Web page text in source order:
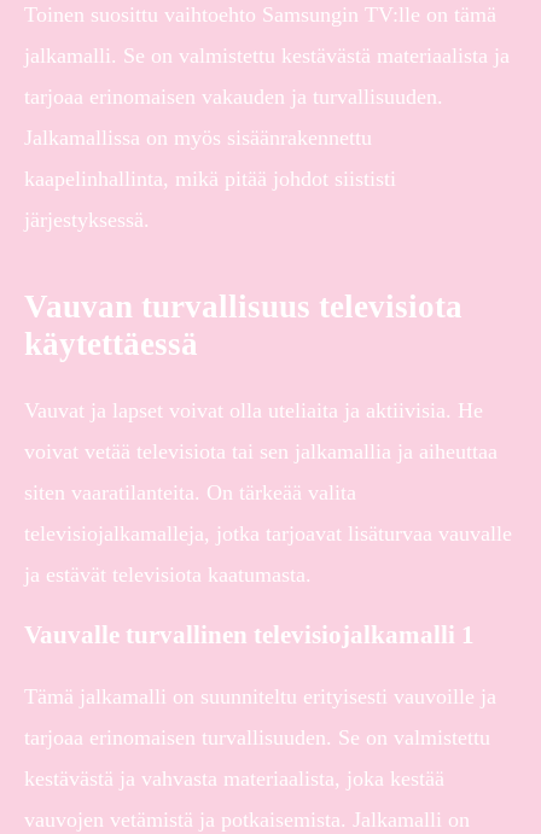
Toinen suosittu vaihtoehto Samsungin TV:lle on tämä
jalkamalli. Se on valmistettu kestävästä materiaalista ja
tarjoaa erinomaisen vakauden ja turvallisuuden.
Jalkamallissa on myös sisäänrakennettu
kaapelinhallinta, mikä pitää johdot siististi
järjestyksessä.
Vauvan turvallisuus televisiota
käytettäessä
Vauvat ja lapset voivat olla uteliaita ja aktiivisia. He
voivat vetää televisiota tai sen jalkamallia ja aiheuttaa
siten vaaratilanteita. On tärkeää valita
televisiojalkamalleja, jotka tarjoavat lisäturvaa vauvalle
ja estävät televisiota kaatumasta.
Vauvalle turvallinen televisiojalkamalli 1
Tämä jalkamalli on suunniteltu erityisesti vauvoille ja
tarjoaa erinomaisen turvallisuuden. Se on valmistettu
kestävästä ja vahvasta materiaalista, joka kestää
vauvojen vetämistä ja potkaisemista. Jalkamalli on